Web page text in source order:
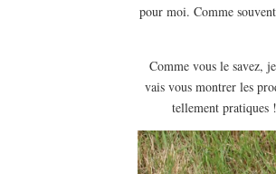
pour moi. Comme
Comme vous le savez,
vais vous montrer les
tellement pratiques